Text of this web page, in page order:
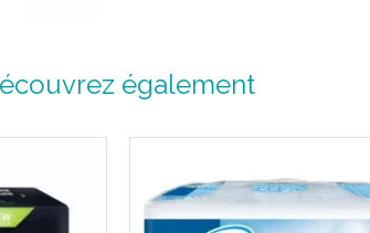
également